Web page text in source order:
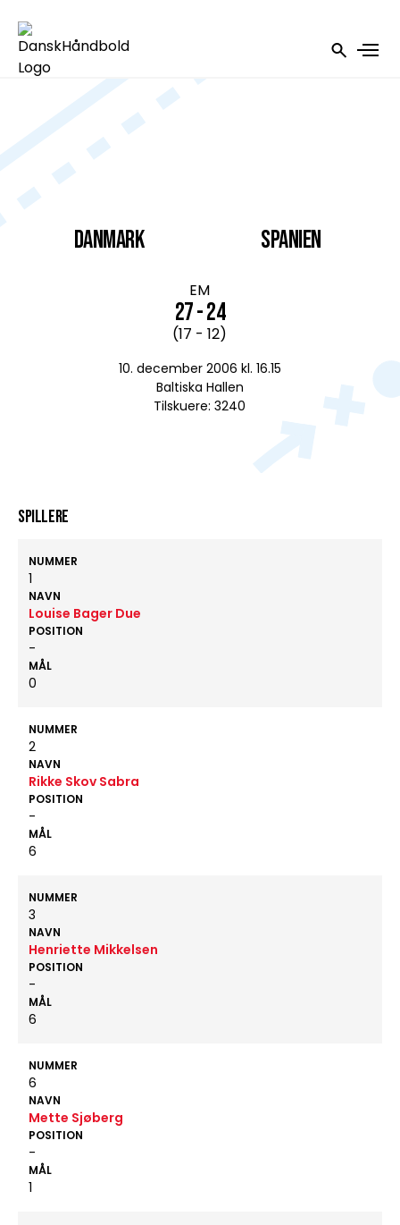
DANMARK
EM
27 - 24
(17 - 12)
10. december 2006 kl. 16.15
Baltiska Hallen
Tilskuere: 3240
Spanien
Spillere
NUMMER
1
NAVN
Louise Bager Due
POSITION
-
MÅL
0
NUMMER
2
NAVN
Rikke Skov Sabra
POSITION
-
MÅL
6
NUMMER
3
NAVN
Henriette Mikkelsen
POSITION
-
MÅL
6
NUMMER
6
NAVN
Mette Sjøberg
POSITION
-
MÅL
1